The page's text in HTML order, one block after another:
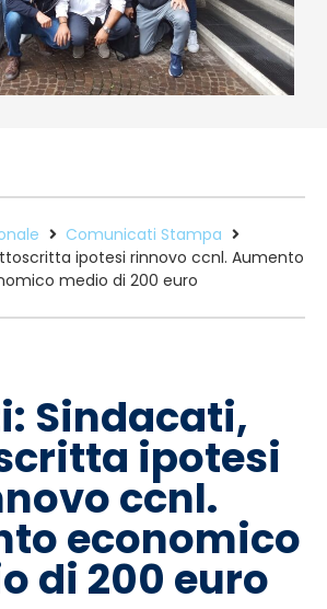
Comunicati Stampa
ipotesi rinnovo ccnl. Aumento
medio di 200 euro
Sindacati,
ipotesi
ccnl.
economico
di 200 euro